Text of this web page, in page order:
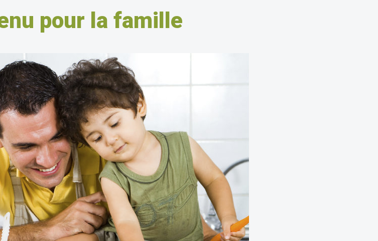
pour la famille